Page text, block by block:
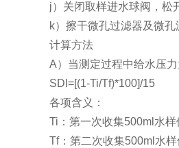
j）关闭取样进水球阀，松
k）擦干微孔过滤器及微孔
计算方法
A）当测定过程中给水压
SDI=[(1-Ti/Tf)*100]/15
各项含义：
Ti：第一次收集500ml水样
Tf：第二次收集500ml水样